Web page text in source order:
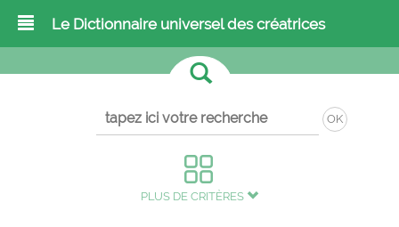
Le Dictionnaire universel des créatrices
OK
PLUS DE CRITÈRES